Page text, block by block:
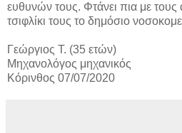
ευθυνών τους. Φτάνει πια με τους
τσιφλίκι τους το δημόσιο
Γεώργιος Τ. (35 ετών)
Μηχανολόγος μηχανικός
Κόρινθος 07/07/2020